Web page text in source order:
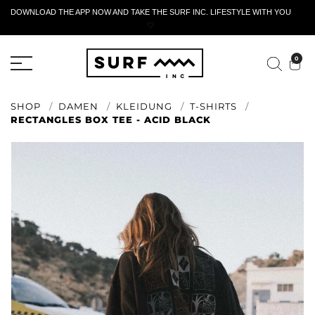
DOWNLOAD THE APP NOW AND TAKE THE SURF INC. LIFESTYLE WITH YOU
🤍
0
SHOP DAMEN KLEIDUNG
T-SHIRTS
RECTANGLES BOX TEE - ACID BLACK
AKTIVES RÜCKGABEFORMULAR